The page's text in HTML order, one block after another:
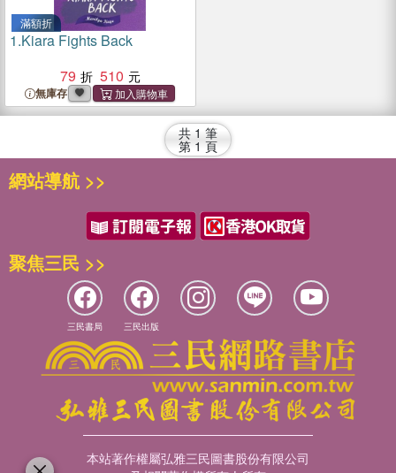
滿額折
1.Kiara Fights Back
79
510
無庫存
共 1 筆
第 1 頁
網站導航 >>
聚焦三民 >>
三民書局 三民出版
本站著作權屬弘雅三民圖書股份有限公司